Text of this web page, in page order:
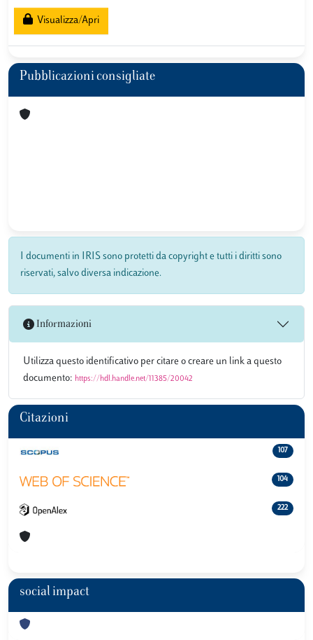
Visualizza/Apri
Pubblicazioni consigliate
I documenti in IRIS sono protetti da copyright e tutti i diritti sono
riservati, salvo diversa indicazione.
Informazioni
Utilizza questo identificativo per citare o creare un link a questo
documento: https://hdl.handle.net/11385/20042
Citazioni
107
104
222
social impact